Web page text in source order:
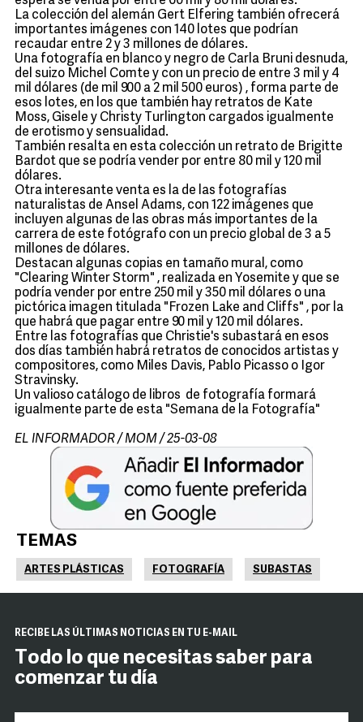
La colección del alemán Gert Elfering también ofrecerá
importantes imágenes con 140 lotes que podrían
recaudar entre 2 y 3 millones de dólares.
Una fotografía en blanco y negro de Carla Bruni desnuda,
del suizo Michel Comte y con un precio de entre 3 mil y 4
mil dólares (de mil 900 a 2 mil 500 euros) , forma parte de
esos lotes, en los que también hay retratos de Kate
Moss, Gisele y Christy Turlington cargados igualmente
de erotismo y sensualidad.
También resalta en esta colección un retrato de Brigitte
Bardot que se podría vender por entre 80 mil y 120 mil
dólares.
Otra interesante venta es la de las fotografías
naturalistas de Ansel Adams, con 122 imágenes que
incluyen algunas de las obras más importantes de la
carrera de este fotógrafo con un precio global de 3 a 5
millones de dólares.
Destacan algunas copias en tamaño mural, como
"Clearing Winter Storm" , realizada en Yosemite y que se
podría vender por entre 250 mil y 350 mil dólares o una
pictórica imagen titulada "Frozen Lake and Cliffs" , por la
que habrá que pagar entre 90 mil y 120 mil dólares.
Entre las fotografías que Christie's subastará en esos
dos días también habrá retratos de conocidos artistas y
compositores, como Miles Davis, Pablo Picasso o Igor
Stravinsky.
Un valioso catálogo de libros de fotografía formará
igualmente parte de esta "Semana de la Fotografía"
EL INFORMADOR / MOM / 25-03-08
TEMAS
ARTES PLÁSTICAS FOTOGRAFÍA SUBASTAS
RECIBE LAS ÚLTIMAS NOTICIAS EN TU E-MAIL
Todo lo que necesitas saber para
comenzar tu día